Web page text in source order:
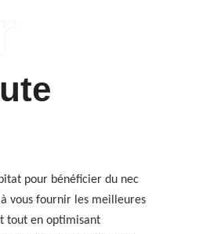
pour bénéficier du nec
vous fournir les meilleures
tout en optimisant